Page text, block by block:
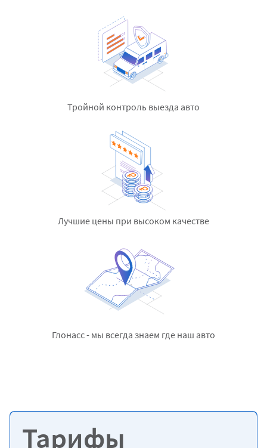
Тройной контроль выезда авто
Лучшие цены при высоком качестве
Глонасс - мы всегда знаем где наш авто
Тарифы